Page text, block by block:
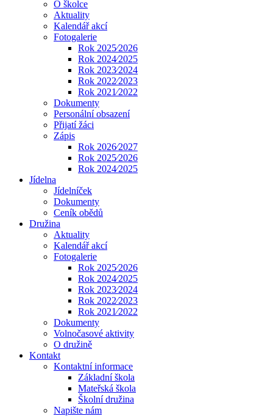
O školce
Aktuality
Kalendář akcí
Fotogalerie
Rok 2025⁄2026
Rok 2024⁄2025
Rok 2023⁄2024
Rok 2022⁄2023
Rok 2021⁄2022
Dokumenty
Personální obsazení
Přijatí žáci
Zápis
Rok 2026⁄2027
Rok 2025⁄2026
Rok 2024⁄2025
Jídelna
Jídelníček
Dokumenty
Ceník obědů
Družina
Aktuality
Kalendář akcí
Fotogalerie
Rok 2025⁄2026
Rok 2024⁄2025
Rok 2023⁄2024
Rok 2022⁄2023
Rok 2021⁄2022
Dokumenty
Volnočasové aktivity
O družině
Kontakt
Kontaktní informace
Základní škola
Mateřská škola
Školní družina
Napište nám